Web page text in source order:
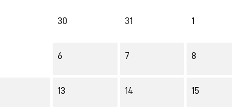
30 31 1
6 7 8
13 14 15